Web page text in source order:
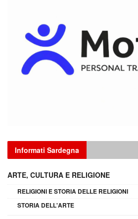
Informati Sardegna
ARTE, CULTURA E RELIGIONE
RELIGIONI E STORIA DELLE RELIGIONI
STORIA DELL'ARTE